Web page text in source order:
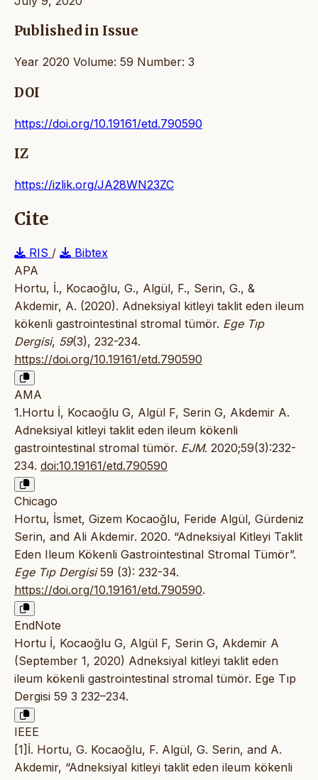
Published in Issue
Year 2020 Volume: 59 Number: 3
DOI
https://doi.org/10.19161/etd.790590
IZ
https://izlik.org/JA28WN23ZC
Cite
RIS /
Bibtex
APA
Hortu, İ., Kocaoğlu, G., Algül, F., Serin, G., &
Akdemir, A. (2020). Adneksiyal kitleyi taklit eden ileum
kökenli gastrointestinal stromal tümör. Ege Tıp
Dergisi, 59(3), 232-234.
https://doi.org/10.19161/etd.790590
AMA
1.Hortu İ, Kocaoğlu G, Algül F, Serin G, Akdemir A.
Adneksiyal kitleyi taklit eden ileum kökenli
gastrointestinal stromal tümör. EJM. 2020;59(3):232-
234. doi:10.19161/etd.790590
Chicago
Hortu, İsmet, Gizem Kocaoğlu, Feride Algül, Gürdeniz
Serin, and Ali Akdemir. 2020. “Adneksiyal Kitleyi Taklit
Eden Ileum Kökenli Gastrointestinal Stromal Tümör”.
Ege Tıp Dergisi59 (3): 232-34.
https://doi.org/10.19161/etd.790590.
EndNote
Hortu İ, Kocaoğlu G, Algül F, Serin G, Akdemir A
(September 1, 2020) Adneksiyal kitleyi taklit eden
ileum kökenli gastrointestinal stromal tümör. Ege Tıp
Dergisi 59 3 232–234.
IEEE
[1]İ. Hortu, G. Kocaoğlu, F. Algül, G. Serin, and A.
Akdemir, “Adneksiyal kitleyi taklit eden ileum kökenli